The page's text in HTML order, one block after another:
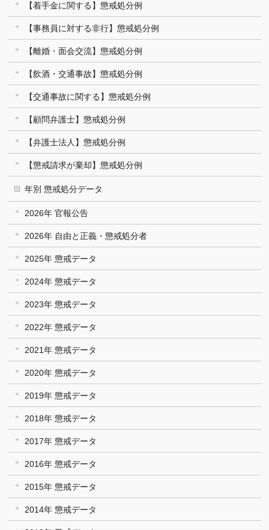
【着手金に関する】懲戒処分例
【事務員に対する非行】懲戒処分例
【離婚・面会交流】懲戒処分例
【飲酒・交通事故】懲戒処分例
【交通事故に関する】懲戒処分例
【顧問弁護士】懲戒処分例
【弁護士法人】懲戒処分例
【懲戒請求が棄却】懲戒処分例
年別 懲戒処分データ
2026年 官報公告
2026年 自由と正義・懲戒処分者
2025年 懲戒データ
2024年 懲戒データ
2023年 懲戒データ
2022年 懲戒データ
2021年 懲戒データ
2020年 懲戒データ
2019年 懲戒データ
2018年 懲戒データ
2017年 懲戒データ
2016年 懲戒データ
2015年 懲戒データ
2014年 懲戒データ